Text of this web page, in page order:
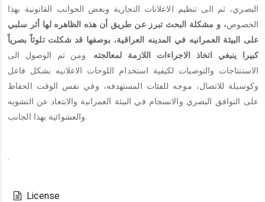
البصري، ثم الى تنظيم الاعلانات التجارية وبعض الجوانب القانونية بهذا
الخصوص، و مشكلة البحث تبرز عن طريق أن هذه الظاهره لها أثر سلبي
على البيئة العمرانيه في المدينه العراقية، بوصفها قد شكلت تلوثاً بصرياً
كبيرا ينبغي اتخاذ الاجراءات اللازمة لمعالجته. ومن ثم الوصول الى
الاستنتاجات والتوصيات لكيفية استخدام اللوحات الاعلانيه بشكل فاعل
وكوسيلة للاتصال، موجه للفئات المستهدفه، وفي نفس الوقت الحفاظ
على التوافق البصري والانسجام في البيئة العمرانية والابتعاد عن التشويه
والعشوائية بهذا الجانب.
Details
License